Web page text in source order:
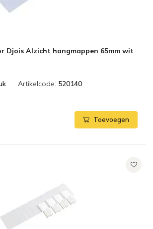
Djois Alzicht hangmappen 65mm wit
Artikelcode: 520140
Toevoegen